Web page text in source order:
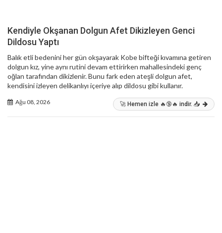
Kendiyle Okşanan Dolgun Afet Dikizleyen Genci
Dildosu Yaptı
Balık etli bedenini her gün okşayarak Kobe bifteği kıvamına getiren
dolgun kız, yine aynı rutini devam ettirirken mahallesindeki genç
oğlan tarafından dikizlenir. Bunu fark eden ateşli dolgun afet,
kendisini izleyen delikanlıyı içeriye alıp dildosu gibi kullanır.
Ağu 08, 2026 🚀 Hemen izle 🔥🔞🔥 indir. 📥